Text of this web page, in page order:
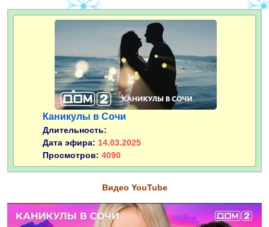
Каникулы в Сочи
Длительность:
Дата эфира: 14.03.2025
Просмотров: 4090
Видео YouTube